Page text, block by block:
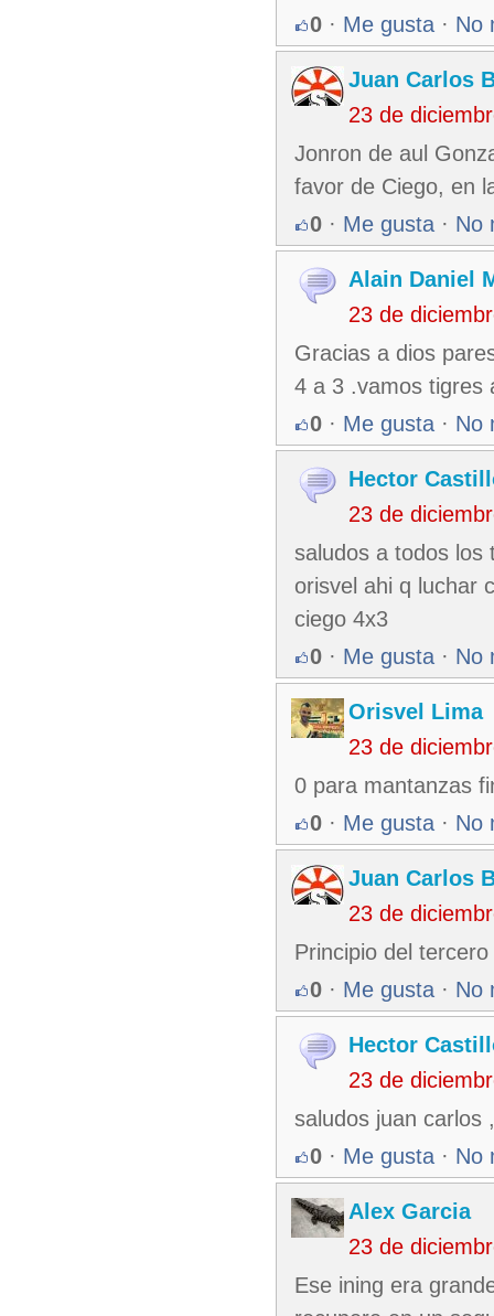
0 · Me gusta · No
Juan Carlos
23 de
Jonron de aul
favor de Ciego, en
0 · Me gusta · No
Alain Daniel
23 de
Gracias a dios
4 a 3 .vamos tigres
0 · Me gusta · No
Hector
23 de
saludos a todos los
orisvel ahi q luchar
ciego 4x3
0 · Me gusta · No
Orisvel Lima
23 de
0 para mantanzas
0 · Me gusta · No
Juan Carlos
23 de
Principio del
0 · Me gusta · No
Hector
23 de
saludos juan carlos
0 · Me gusta · No
Alex Garcia
23 de
Ese ining era